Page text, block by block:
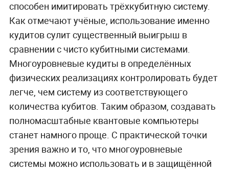
способен имитировать трёхкубитную систему.
Как отмечают учёные, использование именно
кудитов сулит существенный выигрыш в
сравнении с чисто кубитными системами.
Многоуровневые кудиты в определённых
физических реализациях контролировать будет
легче, чем систему из соответствующего
количества кубитов. Таким образом, создавать
полномасштабные квантовые компьютеры
станет намного проще. С практической точки
зрения важно и то, что многоуровневые
системы можно использовать и в защищённой